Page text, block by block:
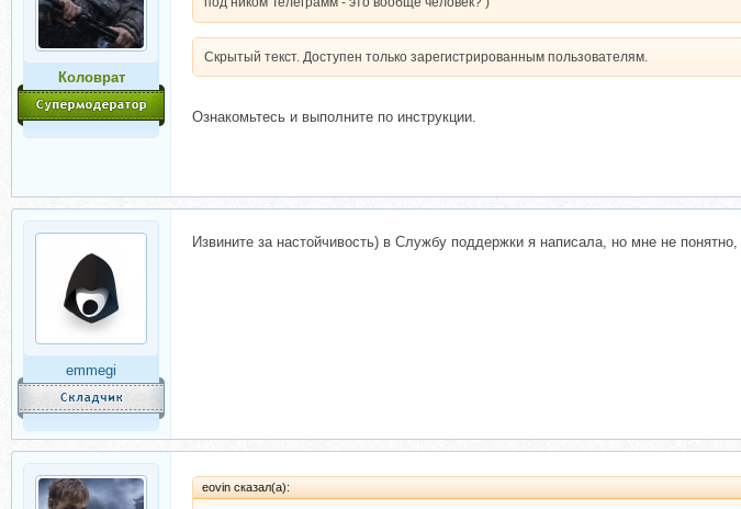
Коловрат
Скрытый текст. Доступен только зарегистрированным пользователям.
Ознакомьтесь и выполните по инструкции.
emmegi
Извините за настойчивость) в Службу поддержки я написала, но мне не
eovin сказал(а):